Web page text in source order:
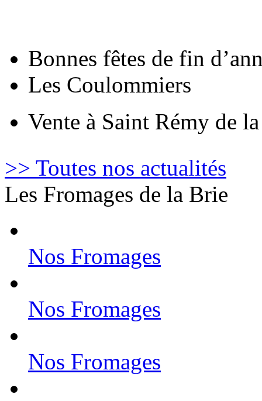
Bonnes fêtes de fin
Les Coulommiers
Vente à Saint Rémy de
>> Toutes nos actualités
Les Fromages de la Brie
Nos Fromages
Nos Fromages
Nos Fromages